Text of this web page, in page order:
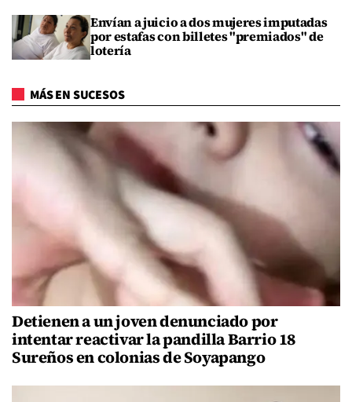
Envían a juicio a dos mujeres imputadas
por estafas con billetes "premiados" de
lotería
MÁS EN SUCESOS
Detienen a un joven denunciado por
intentar reactivar la pandilla Barrio 18
Sureños en colonias de Soyapango